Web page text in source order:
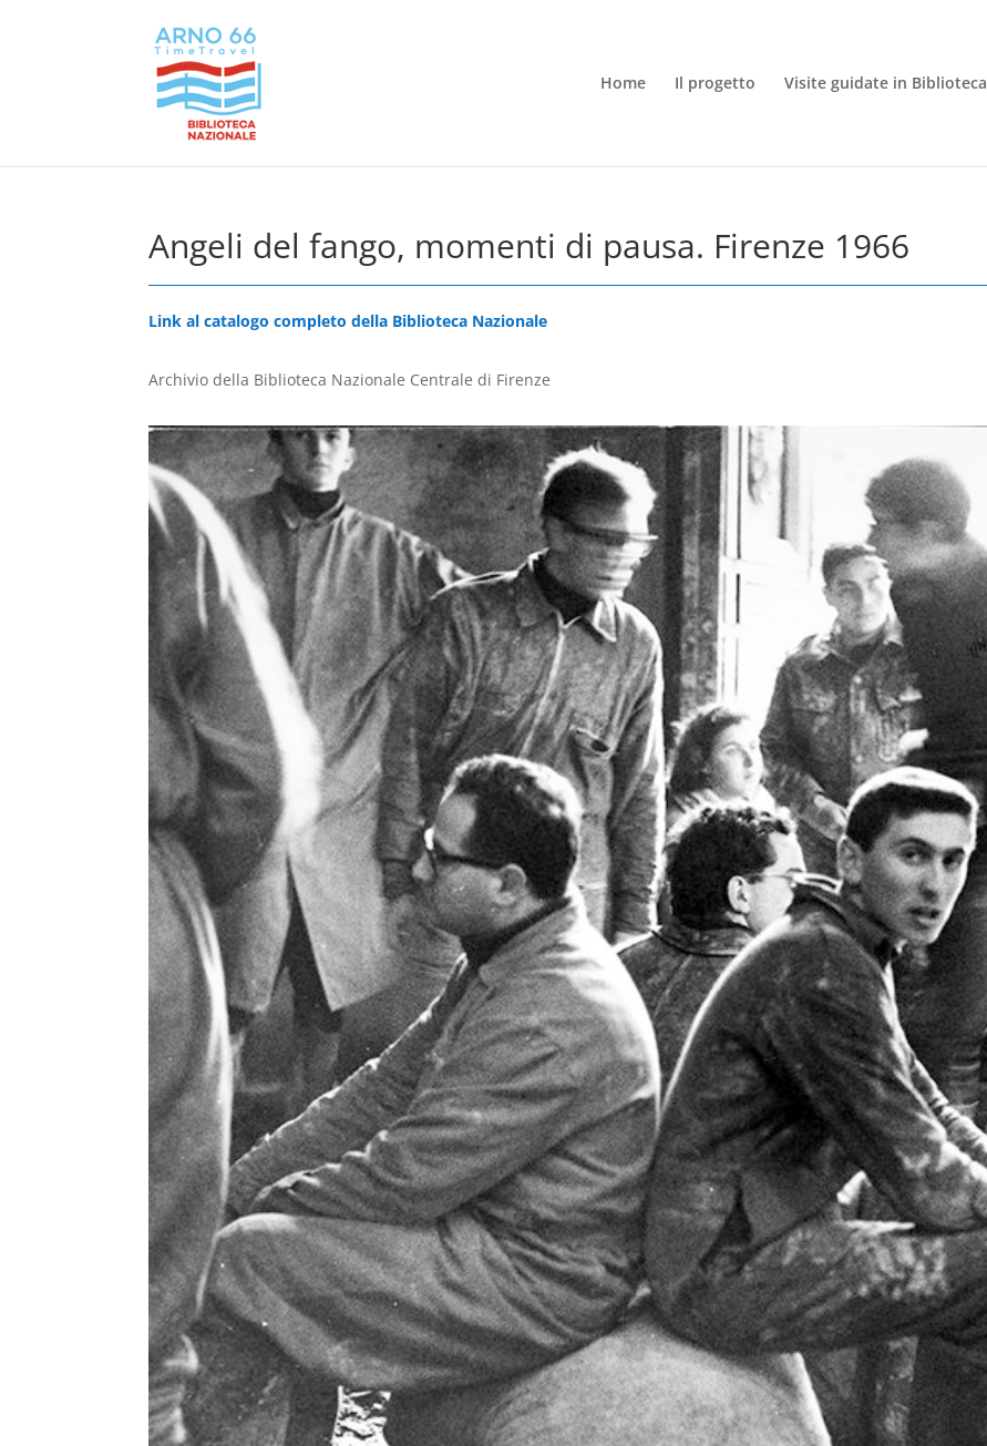
Home Il progetto Visite guidate in Biblioteca
Angeli del fango, momenti di pausa. Firenze 1966
Link al catalogo completo della Biblioteca Nazionale
Archivio della Biblioteca Nazionale Centrale di Firenze